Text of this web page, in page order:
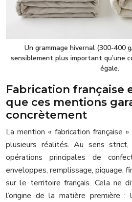
Un grammage hivernal (300-400
sensiblement plus important qu’une
égale.
Fabrication française
que ces mentions
concrètement
La mention « fabrication française
plusieurs réalités. Au sens
opérations principales de
enveloppes, remplissage, piquage,
sur le territoire français. Cela ne
l’origine de la matière première